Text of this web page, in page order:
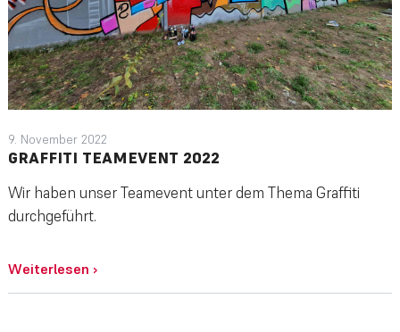
9. November 2022
GRAFFITI TEAMEVENT 2022
Wir haben unser Teamevent unter dem Thema Graffiti
durchgeführt.
Weiterlesen ›